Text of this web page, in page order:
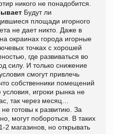
никого не понадобится.
Будут ли
площади игорного
не дает никто. Даже в
окраинах города игорные
точках с хорошей
где развиваться во
силу. И только снижение
смогут привлечь
собственники помещений
условия, игроки рынка не
так через месяц…
готовы к развитию. За
могут побороться. В таких
2 магазинов, но открывать